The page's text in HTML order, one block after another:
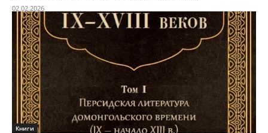
02.02.2026
Книги